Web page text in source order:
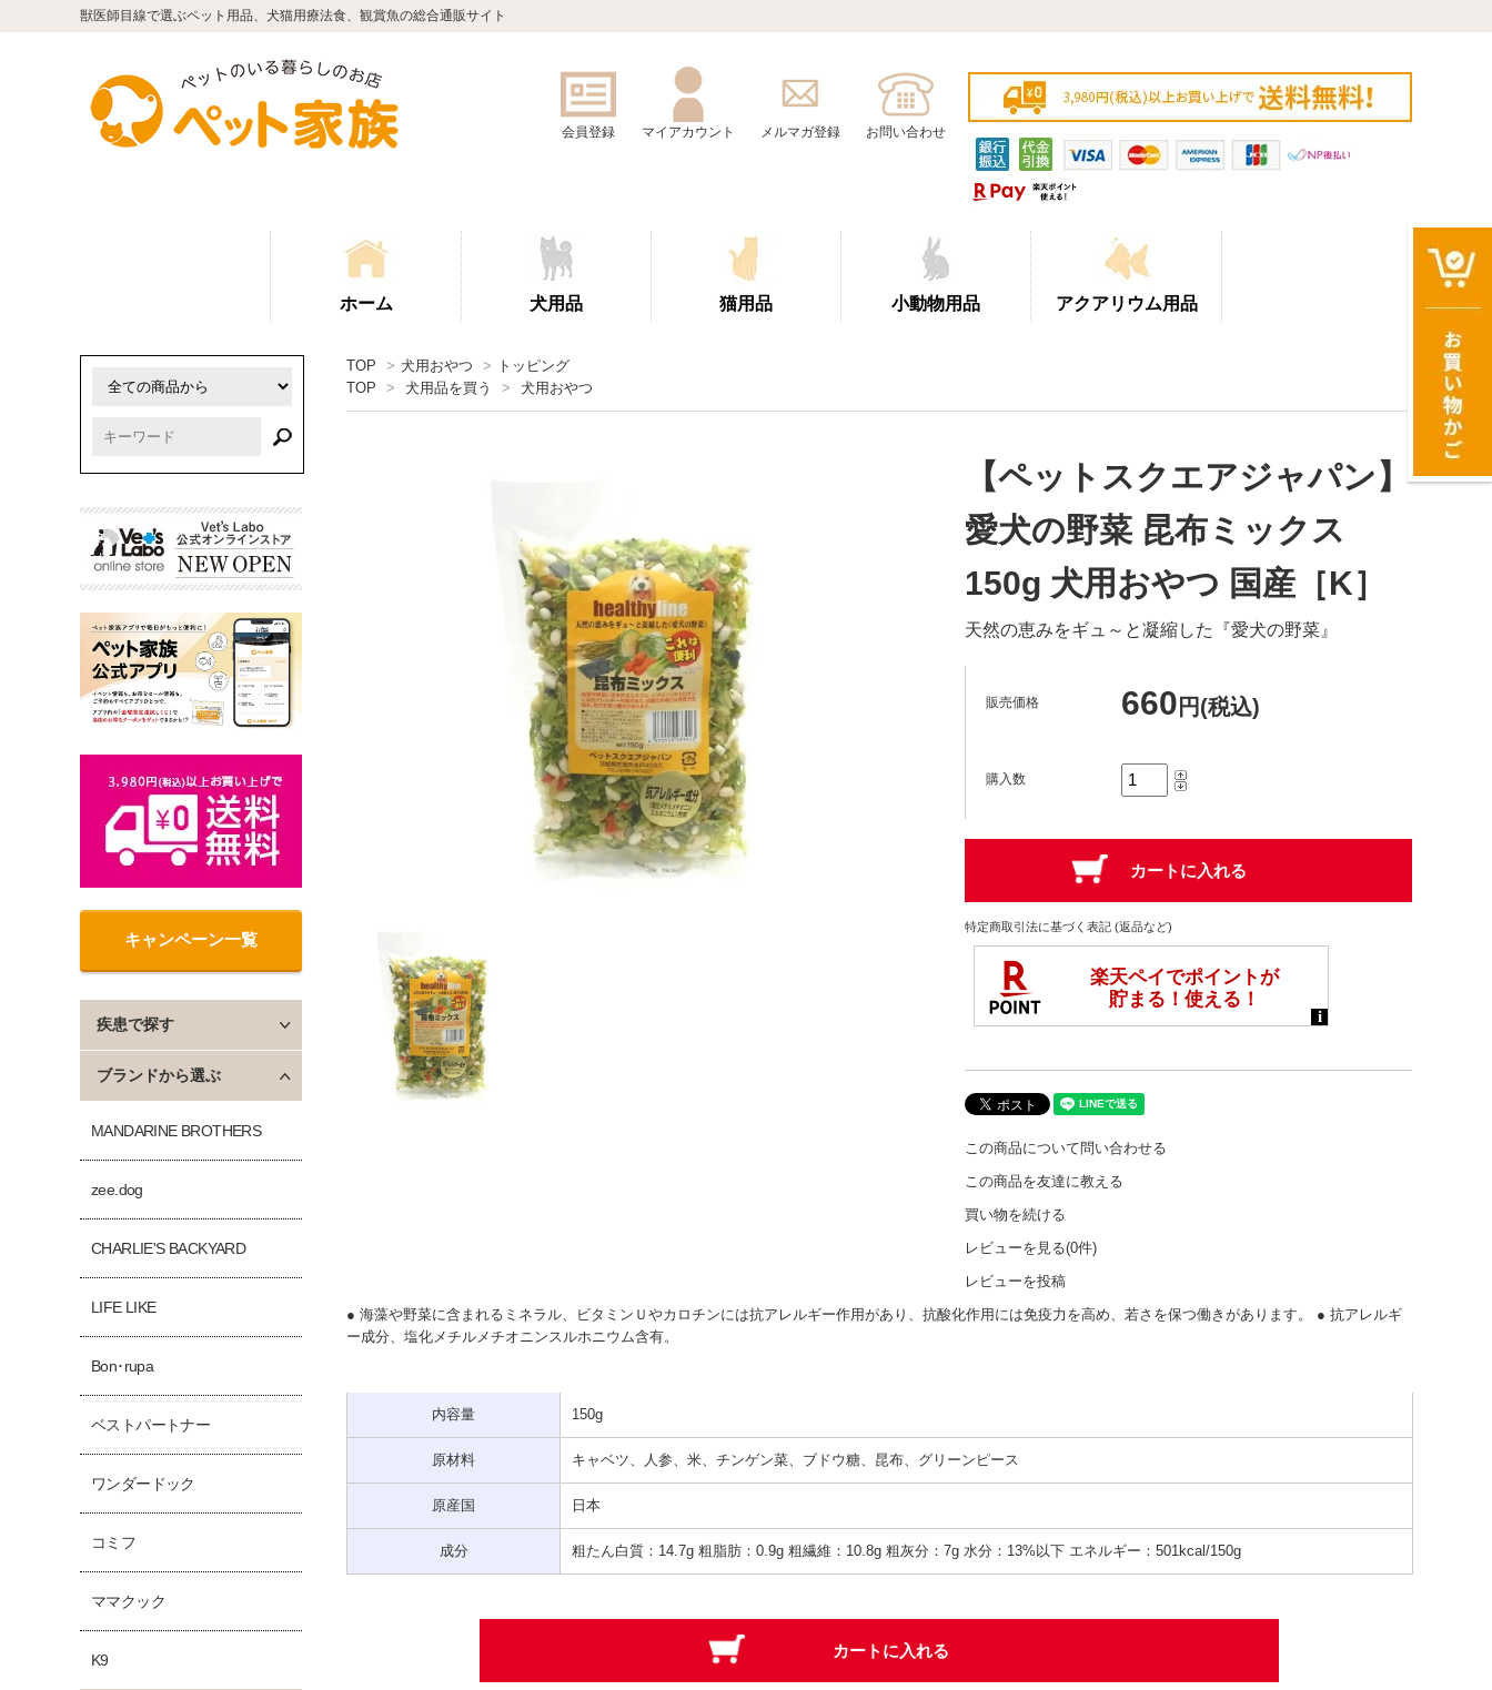
獣医師目線で選ぶペット用品、犬猫用療法食、観賞魚の総合通販サイト
会員登録 マイアカウント メルマガ登録 お問い合わせ
ホーム 犬用品 猫用品 小動物用品 アクアリウム用品
TOP > 犬用おやつ >
トッピング
TOP
> 犬用品を買う > 犬用おやつ
【ペットスクエアジャパン】
愛犬の野菜 昆布ミックス
150g 犬用おやつ 国産［K］
天然の恵みをギュ～と凝縮した『愛犬の野菜』
販売価格 660 円(税込)
購入数
特定商取引法に基づく表記 (返品など)
この商品について問い合わせる
この商品を友達に教える
買い物を続ける
レビューを見る(0件)
レビューを投稿
● 海藻や野菜に含まれるミネラル、ビタミンＵやカロチンには抗アレルギー作用があり、抗酸化作用には免疫力を高め、若さを保つ働きがあります。 ● 抗アレルギ
ー成分、塩化メチルメチオニンスルホニウム含有。
内容量 150g
原材料 キャベツ、人参、米、チンゲン菜、ブドウ糖、昆布、グリーンピース
原産国 日本
成分 粗たん白質：14.7g 粗脂肪：0.9g 粗繊維：10.8g 粗灰分：7g 水分：13%以下 エネルギー：501kcal/150g
キャンペーン一覧
疾患で探す
ブランドから選ぶ
MANDARINE BROTHERS
zee.dog
CHARLIE'S BACKYARD
LIFE LIKE
Bon･rupa
ベストパートナー
ワンダードック
コミフ
ママクック
K9